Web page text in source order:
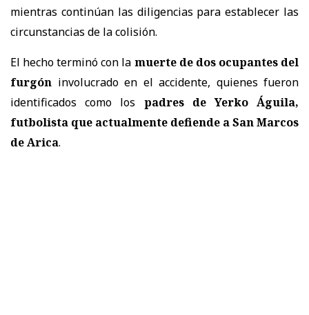
mientras continúan las diligencias para establecer las
circunstancias de la colisión.
El hecho terminó con la muerte de dos ocupantes del
furgón involucrado en el accidente, quienes fueron
identificados como los padres de Yerko Águila,
futbolista que actualmente defiende a San Marcos
de Arica.